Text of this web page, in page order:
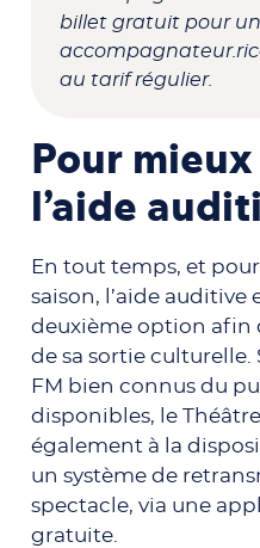
billet gratuit pour
au tarif régulier.
Pour
l’aide
En tout temps, et
saison, l’aide auditive
deuxième option
de sa sortie culturelle.
FM bien connus du
disponibles, le
également à la
un système de
spectacle, via une
gratuite.